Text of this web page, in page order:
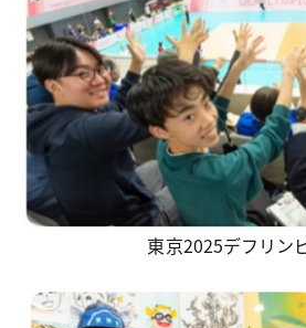
東京2025デフリン